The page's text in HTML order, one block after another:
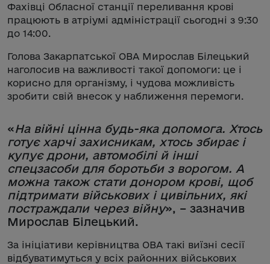
Фахівці Обласної станції переливання крові
працюють в атріумі адміністрації сьогодні з 9:30
до 14:00.
Голова Закарпатської ОВА Мирослав Білецький
наголосив на важливості такої допомоги: це і
корисно для організму, і чудова можливість
зробити свій внесок у наближення перемоги.
«На війні цінна будь-яка допомога. Хтось
готує харчі захисникам, хтось збирає і
купує дрони, автомобілі й інші
спецзасоби для боротьби з ворогом. А
можна також стати донором крові, щоб
підтримати військових і цивільних, які
постраждали через війну», – зазначив
Мирослав Білецький.
За ініціативи керівництва ОВА такі виїзні сесії
відбуватимуться у всіх районних військових